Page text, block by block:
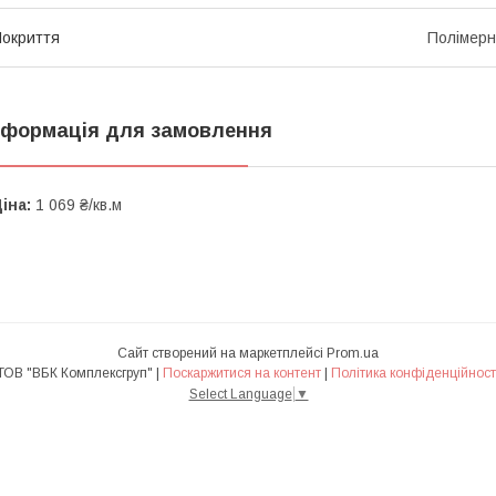
для замовлення
1 069 ₴/кв.м
Сайт створений на маркетплейсі Prom.ua
ТОВ "ВБК Комплексгруп" | Поскаржитися на контент | Політика
Select Language ▼